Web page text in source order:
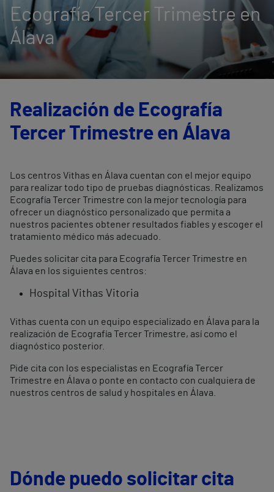
Ecografía Tercer Trimestre en
Álava
Realización de Ecografía
Tercer Trimestre en Álava
Los centros Vithas en Álava cuentan con el mejor equipo
para realizar todo tipo de pruebas diagnósticas. Realizamos
Ecografía Tercer Trimestre con la mejor tecnología para
ofrecer un diagnóstico personalizado que permita a
nuestros pacientes obtener resultados fiables y escoger el
tratamiento médico más adecuado.
Puedes solicitar cita para Ecografía Tercer Trimestre en
Álava en los siguientes centros:
Hospital Vithas Vitoria
Vithas cuenta con un equipo especializado en Álava para la
realización de Ecografía Tercer Trimestre, así como el
diagnóstico posterior.
Pide cita con los especialistas en Ecografía Tercer
Trimestre en Álava o ponte en contacto con cualquiera de
nuestros centros de salud y hospitales en Álava.
Dónde puedo solicitar cita